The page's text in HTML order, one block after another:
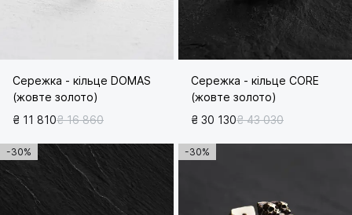
Сережка - кільце DOMAS
(жовте золото)
₴ 11 810₴ 16 860
Сережка - кільце CORE
(жовте золото)
₴ 30 130₴ 43 030
-30% -30%